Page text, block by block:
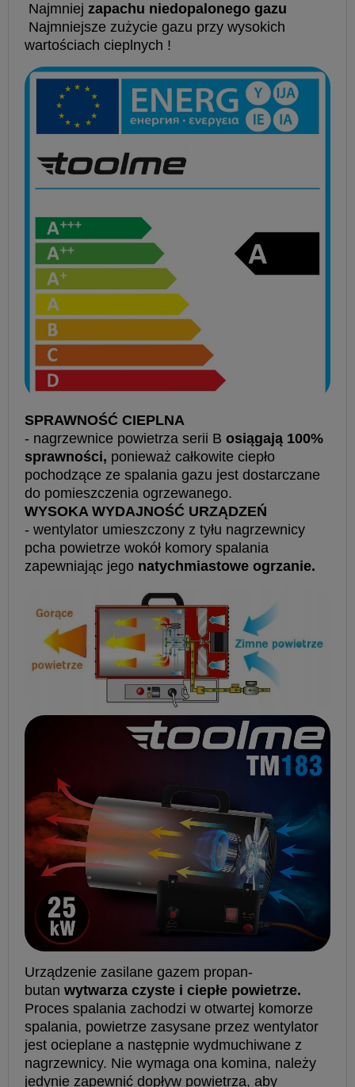
Najmniej zapachu niedopalonego gazu
Najmniejsze zużycie gazu przy wysokich
wartościach cieplnych !
SPRAWNOŚĆ CIEPLNA
- nagrzewnice powietrza serii B osiągają 100%
sprawności, ponieważ całkowite ciepło
pochodzące ze spalania gazu jest dostarczane
do pomieszczenia ogrzewanego.
WYSOKA WYDAJNOŚĆ URZĄDZEŃ
- wentylator umieszczony z tyłu nagrzewnicy
pcha powietrze wokół komory spalania
zapewniając jego natychmiastowe ogrzanie.
Urządzenie zasilane gazem propan-
butan wytwarza czyste i ciepłe powietrze.
Proces spalania zachodzi w otwartej komorze
spalania, powietrze zasysane przez wentylator
jest ocieplane a następnie wydmuchiwane z
nagrzewnicy. Nie wymaga ona komina, należy
jedynie zapewnić dopływ powietrza, aby